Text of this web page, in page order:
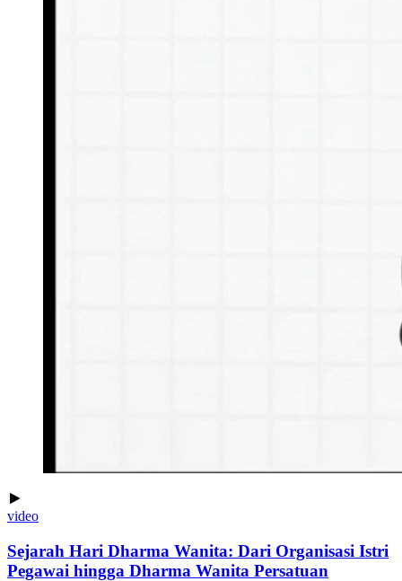
video
Sejarah Hari Dharma Wanita: Dari Organisasi Istri
Pegawai hingga Dharma Wanita Persatuan